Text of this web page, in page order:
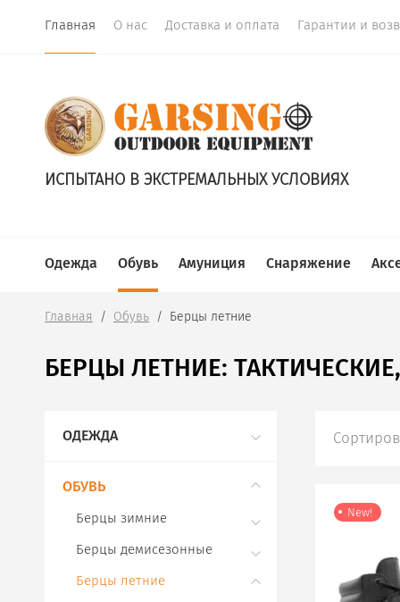
Главная О нас Доставка и оплата Гарантии и
ИСПЫТАНО В ЭКСТРЕМАЛЬНЫХ УСЛОВИЯХ
Одежда Обувь Амуниция Снаряжение
Главная
  /
Обувь
  /  Берцы летние
БЕРЦЫ ЛЕТНИЕ:
ОДЕЖДА
ОБУВЬ
Берцы зимние
Берцы демисезонные
Берцы летние
New!